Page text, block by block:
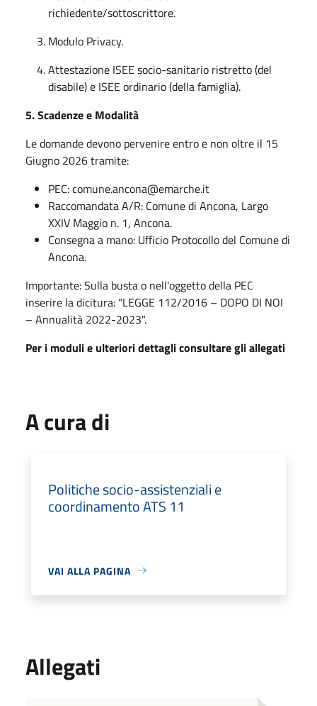
richiedente/sottoscrittore.
Modulo Privacy.
Attestazione ISEE socio-sanitario ristretto (del
disabile) e ISEE ordinario (della famiglia).
5. Scadenze e Modalità
Le domande devono pervenire entro e non oltre il 15
Giugno 2026 tramite:
PEC: comune.ancona@emarche.it
Raccomandata A/R: Comune di Ancona, Largo
XXIV Maggio n. 1, Ancona.
Consegna a mano: Ufficio Protocollo del Comune di
Ancona.
Importante: Sulla busta o nell'oggetto della PEC
inserire la dicitura: "LEGGE 112/2016 – DOPO DI NOI
– Annualità 2022-2023".
Per i moduli e ulteriori dettagli consultare gli allegati
A cura di
Politiche socio-assistenziali e
coordinamento ATS 11
VAI ALLA PAGINA
Allegati